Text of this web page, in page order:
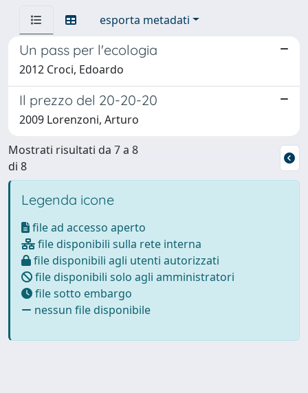
esporta metadati
Un pass per l'ecologia
2012 Croci, Edoardo
Il prezzo del 20-20-20
2009 Lorenzoni, Arturo
Mostrati risultati da 7 a 8
di 8
Legenda icone
file ad accesso aperto
file disponibili sulla rete interna
file disponibili agli utenti autorizzati
file disponibili solo agli amministratori
file sotto embargo
nessun file disponibile